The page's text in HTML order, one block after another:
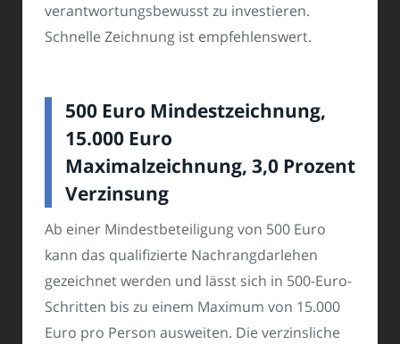
verantwortungsbewusst zu investieren.
Schnelle Zeichnung ist empfehlenswert.
500 Euro Mindestzeichnung,
15.000 Euro
Maximalzeichnung, 3,0 Prozent
Verzinsung
Ab einer Mindestbeteiligung von 500 Euro
kann das qualifizierte Nachrangdarlehen
gezeichnet werden und lässt sich in 500-Euro-
Schritten bis zu einem Maximum von 15.000
Euro pro Person ausweiten. Die verzinsliche